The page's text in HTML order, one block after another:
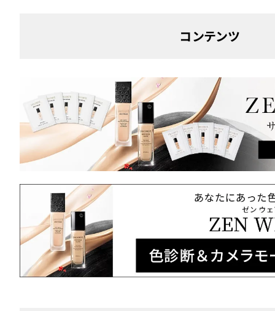
コンテンツ